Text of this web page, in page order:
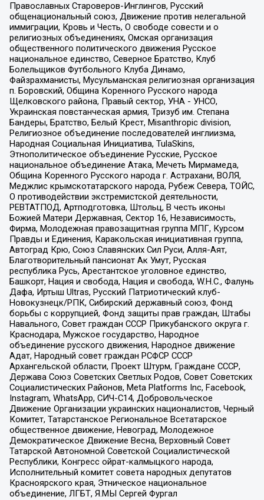
Православных Староверов-Инглингов, Русский
общенациональный союз, Движение против нелегальной
иммиграции, Кровь и Честь, О свободе совести и о
религиозных объединениях, Омская организация
общественного политического движения Русское
национальное единство, Северное Братство, Клуб
Болельщиков Футбольного Клуба Динамо,
Файзрахманисты, Мусульманская религиозная организация
п. Боровский, Община Коренного Русского народа
Щелковского района, Правый сектор, УНА - УНСО,
Украинская повстанческая армия, Тризуб им. Степана
Бандеры, Братство, Белый Крест, Misanthropic division,
Религиозное объединение последователей инглиизма,
Народная Социальная Инициатива, TulaSkins,
Этнополитическое объединение Русские, Русское
национальное объединение Атака, Мечеть Мирмамеда,
Община Коренного Русского народа г. Астрахани, ВОЛЯ,
Меджлис крымскотатарского народа, Рубеж Севера, ТОЙС,
О противодействии экстремистской деятельности,
РЕВТАТПОД, Артподготовка, Штольц, В честь иконы
Божией Матери Державная, Сектор 16, Независимость,
Фирма, Молодежная правозащитная группа МПГ, Курсом
Правды и Единения, Каракольская инициативная группа,
Автоград Крю, Союз Славянских Сил Руси, Алля-Аят,
Благотворительный пансионат Ак Умут, Русская
республика Русь, Арестантское уголовное единство,
Башкорт, Нация и свобода, Нация и свобода, W.H.С., Фалунь
Дафа, Иртыш Ultras, Русский Патриотический клуб-
Новокузнецк/РПК, Сибирский державный союз, Фонд
борьбы с коррупцией, Фонд защиты прав граждан, Штабы
Навального, Совет граждан СССР Прикубанского округа г.
Краснодара, Мужское государство, Народное
объединение русского движения, Народное движение
Адат, Народный совет граждан РСФСР СССР
Архангельской области, Проект Штурм, Граждане СССР,
Держава Союз Советских Светлых Родов, Совет Советских
Социалистических Районов, Meta Platforms Inc, Facebook,
Instagram, WhatsApp, СИЧ-С14, Добровольческое
Движение Организации украинских националистов, Черный
Комитет, Татарстанское Региональное Всетатарское
общественное движение, Невоград, Молодежное
Демократическое Движение Весна, Верховный Совет
Татарской Автономной Советской Социалистической
Республики, Конгресс ойрат-калмыцкого народа,
Исполнительный комитет совета народных депутатов
Красноярского края, Этническое национальное
объединение, ЛГБТ, Я.МЫ Сергей Фургал